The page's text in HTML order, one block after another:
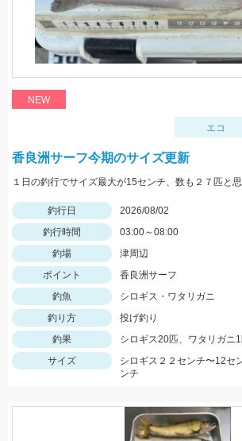
NEW
エコ
香良洲サーフ今期のサイズ更新
釣行日
2026/08/02
釣行時間
03:00～08:00
釣場
津周辺
ポイント
香良洲サーフ
釣魚
シロギス・ワタリガニ
釣り方
投げ釣り
釣果
シロギス20匹、ワタリガニ
サイズ
シロギス２２センチ〜12セ
ンチ